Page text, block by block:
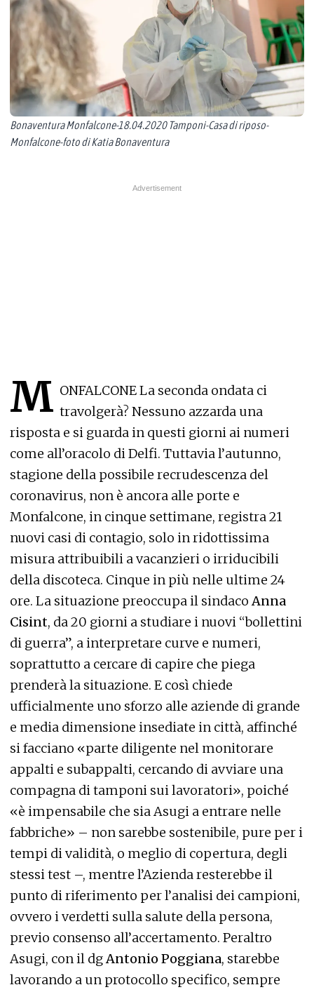
Bonaventura Monfalcone-18.04.2020 Tamponi-Casa di riposo-
Monfalcone-foto di Katia Bonaventura
M ONFALCONE La seconda ondata ci
travolgerà? Nessuno azzarda una
risposta e si guarda in questi giorni ai numeri
come all’oracolo di Delfi. Tuttavia l’autunno,
stagione della possibile recrudescenza del
coronavirus, non è ancora alle porte e
Monfalcone, in cinque settimane, registra 21
nuovi casi di contagio, solo in ridottissima
misura attribuibili a vacanzieri o irriducibili
della discoteca. Cinque in più nelle ultime 24
ore. La situazione preoccupa il sindacoAnna
Cisint, da 20 giorni a studiare i nuovi “bollettini
di guerra”, a interpretare curve e numeri,
soprattutto a cercare di capire che piega
prenderà la situazione. E così chiede
ufficialmente uno sforzo alle aziende di grande
e media dimensione insediate in città, affinché
si facciano «parte diligente nel monitorare
appalti e subappalti, cercando di avviare una
compagna di tamponi sui lavoratori», poiché
«è impensabile che sia Asugi a entrare nelle
fabbriche» – non sarebbe sostenibile, pure per i
tempi di validità, o meglio di copertura, degli
stessi test –, mentre l’Azienda resterebbe il
punto di riferimento per l’analisi dei campioni,
ovvero i verdetti sulla salute della persona,
previo consenso all’accertamento. Peraltro
Asugi, con il dgAntonio Poggiana, starebbe
lavorando a un protocollo specifico, sempre